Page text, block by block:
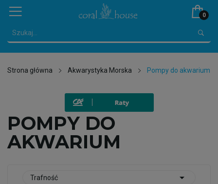
0
Strona główna Akwarystyka Morska Pompy do akwarium
POMPY DO
AKWARIUM
Trafność 